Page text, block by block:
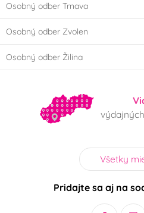
Osobný odber Trnava
Osobný odber Zvolen
Osobný odber Žilina
Všetky
Pridajte sa aj na